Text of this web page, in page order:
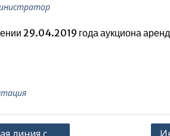
29.04.2019 года аукциона